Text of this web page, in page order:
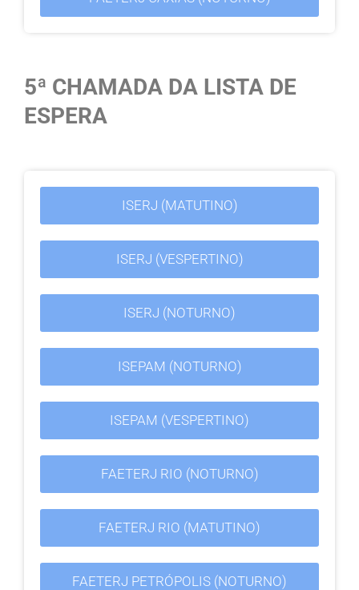
5ª CHAMADA DA LISTA DE
ESPERA
ISERJ (MATUTINO)
ISERJ (VESPERTINO)
ISERJ (NOTURNO)
ISEPAM (NOTURNO)
ISEPAM (VESPERTINO)
FAETERJ RIO (NOTURNO)
FAETERJ RIO (MATUTINO)
FAETERJ PETRÓPOLIS (NOTURNO)